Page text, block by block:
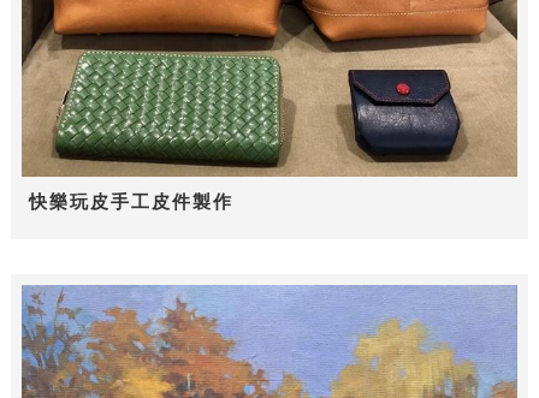
快樂玩皮手工皮件製作